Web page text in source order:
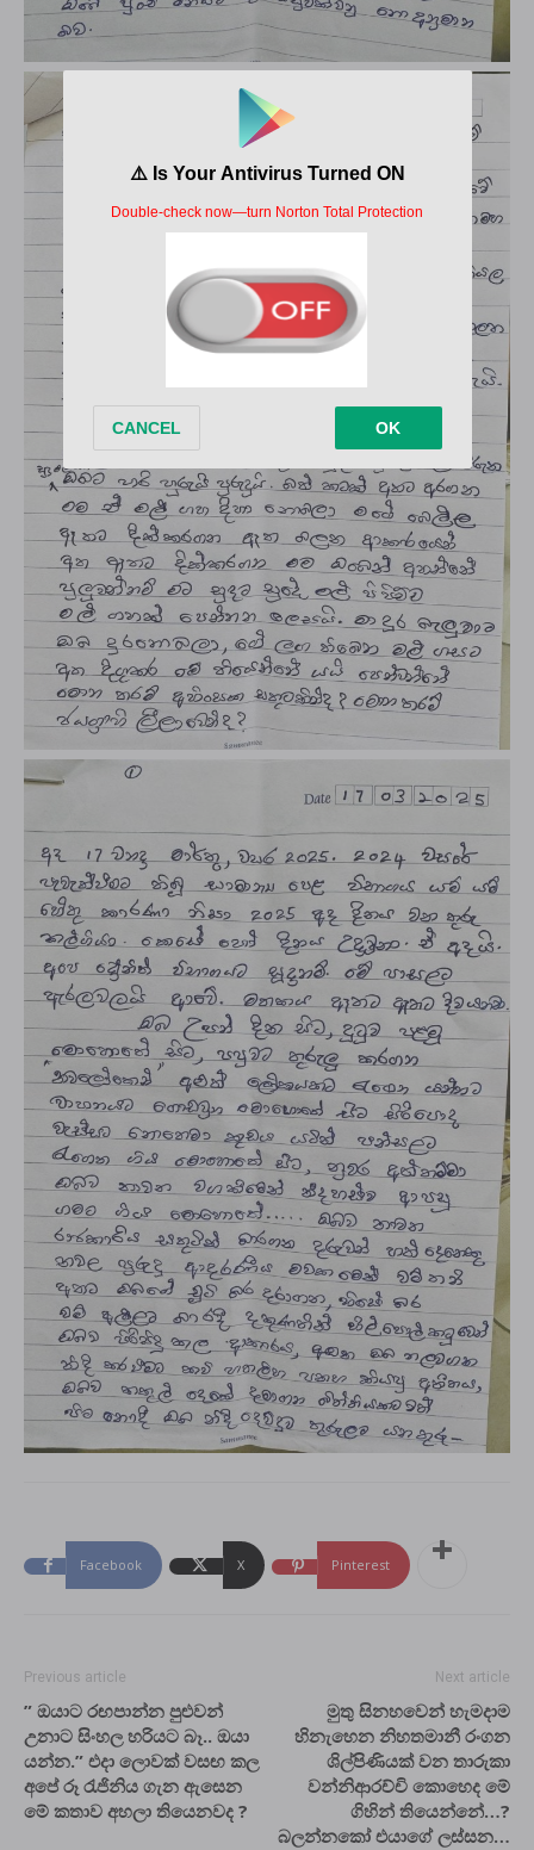
Facebook X Pinterest
Previous article
” ඔයාට රඟපාන්න පුළුවන්
උනාට සිංහල හරියට බෑ.. ඔයා
යන්න.” එදා ලොවක් වසඟ කල
අපේ රූ රැජිනිය ගැන ඇසෙන
මේ කතාව අහලා තියෙනවද ?
Next article
මුතු සිනහවෙන් හැමදාම
හිනැහෙන නිහතමානී රංගන
ශිල්පිණියක් වන තාරුකා
වන්නිආරච්චි කොහෙද මේ
ගිහින් තියෙන්නේ…?
බලන්නකෝ එයාගේ ලස්සන…